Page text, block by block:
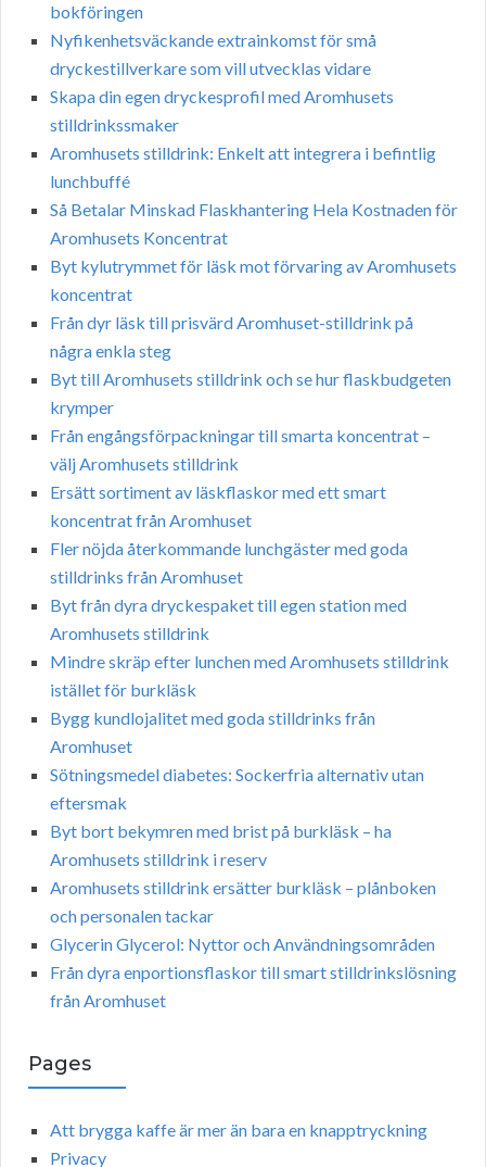
bokföringen
Nyfikenhetsväckande extrainkomst för små
dryckestillverkare som vill utvecklas vidare
Skapa din egen dryckesprofil med Aromhusets
stilldrinkssmaker
Aromhusets stilldrink: Enkelt att integrera i befintlig
lunchbuffé
Så Betalar Minskad Flaskhantering Hela Kostnaden för
Aromhusets Koncentrat
Byt kylutrymmet för läsk mot förvaring av Aromhusets
koncentrat
Från dyr läsk till prisvärd Aromhuset-stilldrink på
några enkla steg
Byt till Aromhusets stilldrink och se hur flaskbudgeten
krymper
Från engångsförpackningar till smarta koncentrat –
välj Aromhusets stilldrink
Ersätt sortiment av läskflaskor med ett smart
koncentrat från Aromhuset
Fler nöjda återkommande lunchgäster med goda
stilldrinks från Aromhuset
Byt från dyra dryckespaket till egen station med
Aromhusets stilldrink
Mindre skräp efter lunchen med Aromhusets stilldrink
istället för burkläsk
Bygg kundlojalitet med goda stilldrinks från
Aromhuset
Sötningsmedel diabetes: Sockerfria alternativ utan
eftersmak
Byt bort bekymren med brist på burkläsk – ha
Aromhusets stilldrink i reserv
Aromhusets stilldrink ersätter burkläsk – plånboken
och personalen tackar
Glycerin Glycerol: Nyttor och Användningsområden
Från dyra enportionsflaskor till smart stilldrinkslösning
från Aromhuset
Pages
Att brygga kaffe är mer än bara en knapptryckning
Privacy